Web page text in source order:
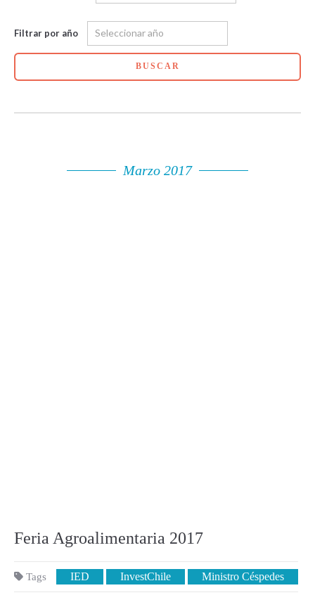
Filtrar por año
BUSCAR
Marzo 2017
Feria Agroalimentaria 2017
Tags IED InvestChile Ministro Céspedes